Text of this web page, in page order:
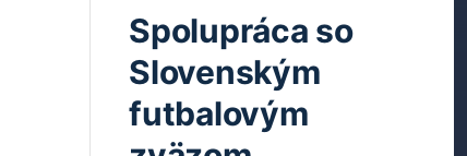
Spolupráca so
Slovenským
futbalovým